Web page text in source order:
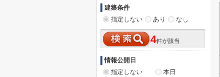
建築条件
指定しない
あり なし
4件が該当
情報公開日
指定しない
本日